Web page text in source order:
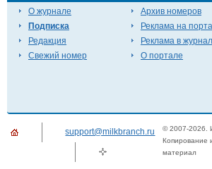
О журнале
Подписка
Редакция
Свежий номер
Архив номеров
Реклама на
Реклама в
О портале
support@milkbranch.ru © 2007-2026.
Копирование
материал